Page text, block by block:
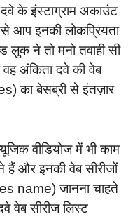
के इंस्टाग्राम अकाउंट
आप इनकी लोकप्रियता
ने तो मनो तवाही सी
अंकिता दवे की वेब
का बेसब्री से इंतज़ार
वीडियोज में भी काम
और इनकी वेब सीरीजों
name) जानना चाहते
वेब सीरीज लिस्ट